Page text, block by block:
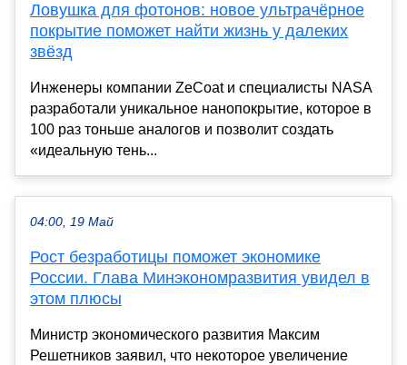
Ловушка для фотонов: новое ультрачёрное
покрытие поможет найти жизнь у далеких
звёзд
Инженеры компании ZeCoat и специалисты NASA
разработали уникальное нанопокрытие, которое в
100 раз тоньше аналогов и позволит создать
«идеальную тень...
04:00, 19 Май
Рост безработицы поможет экономике
России. Глава Минэкономразвития увидел в
этом плюсы
Министр экономического развития Максим
Решетников заявил, что некоторое увеличение